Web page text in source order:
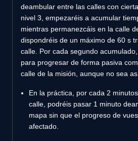
deambular entre las calles con
nivel 3, empezaréis a acumular
mientras permanezcáis en la calle
dispondréis de un máximo de 60 s
calle. Por cada segundo
para progresar de forma pasiva
calle de la misión, aunque no sea
En la práctica, por cada 2
calle, podréis pasar 1 minuto
mapa sin que el progreso de
afectado.